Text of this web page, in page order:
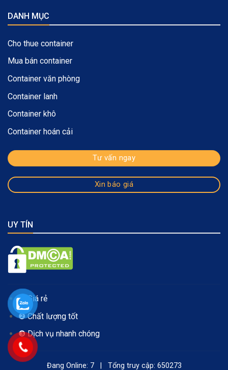
DANH MỤC
Cho thue container
Mua bán container
Container văn phòng
Container lanh
Container khô
Container hoán cải
Tư vấn ngay
Xin báo giá
UY TÍN
❶ Giá rẻ
❷ Chất lượng tốt
❸ Dịch vụ nhanh chóng
Đang Online: 7 | Tổng truy cập: 650273